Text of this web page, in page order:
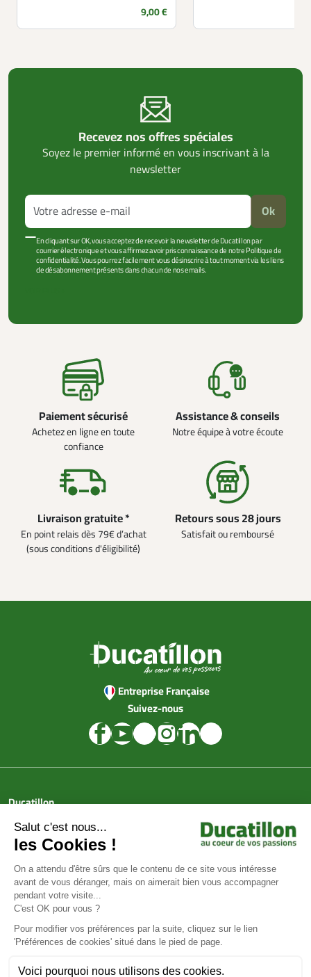
Prix
9,00 €
Recevez nos offres spéciales
Soyez le premier informé en vous inscrivant à la
newsletter
Ok
En cliquant sur OK, vous acceptez de recevoir la newsletter de Ducatillon par
courrier électronique et vous affirmez avoir pris connaissance de notre Politique de
confidentialité. Vous pourrez facilement vous désinscrire à tout moment via les liens
de désabonnement présents dans chacun de nos emails.
Paiement sécurisé
Achetez en ligne en toute
confiance
Assistance & conseils
Notre équipe à votre écoute
Livraison gratuite *
En point relais dès 79€ d’achat
(sous conditions d'éligibilité)
Retours sous 28 jours
Satisfait ou remboursé
Entreprise Française
Suivez-nous
Ducatillon
Achat en ligne
Services
Aide & Conseils
Paiement sécurisé